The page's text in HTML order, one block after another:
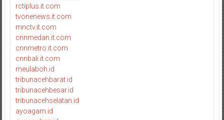
rctiplus.it.com
tvonenews.it.com
mnctv.it.com
cnnmedan.it.com
cnnmetro.it.com
cnnbali.it.com
meulaboh.id
tribunacehbarat.id
tribunacehbesar.id
tribunacehselatan.id
ayoagam.id